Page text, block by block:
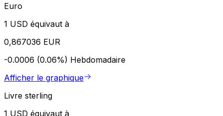
Euro
1 USD équivaut à
0,867036 EUR
-0.0006 (0.06%) Hebdomadaire
Afficher le graphique
Livre sterling
1 USD équivaut à